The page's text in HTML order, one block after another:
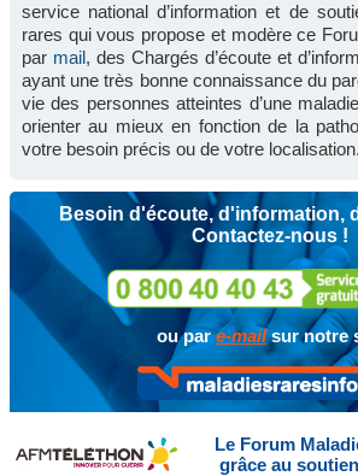
service national d’information et de
rares qui vous propose et modère ce
par mail, des Chargés d’écoute et
ayant une très bonne connaissance du
vie des personnes atteintes d’une
orienter au mieux en fonction de la
votre besoin précis ou de votre localisation.
Besoin d'écoute, d'information,
Contactez-nous !
ou pare-mailsur notre
Le Forum
grâce au